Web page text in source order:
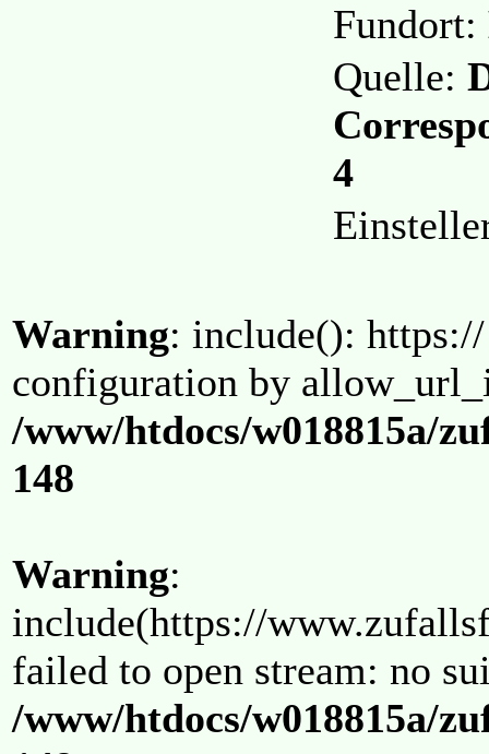
Fundort:
Quelle:
4
Warning: include():
configuration by
/www/htdocs/w018815a/
148
Warning:
include(https://
failed to open stream: no
/www/htdocs/w018815a/